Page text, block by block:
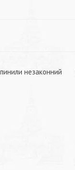
незаконний